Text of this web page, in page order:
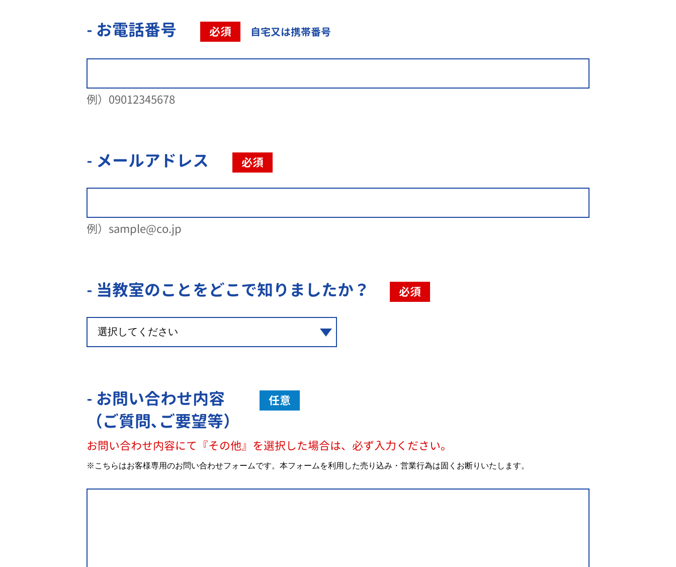
- お電話番号 必須 自宅又は携帯番号
例）09012345678
- メールアドレス 必須
例）sample@co.jp
- 当教室のことをどこで知りましたか？ 必須
- お問い合わせ内容
（ご質問､ご要望等）
任意
お問い合わせ内容にて『その他』を選択した場合は、必ず入力ください。
※こちらはお客様専用のお問い合わせフォームです。本フォームを利用した売り込み・営業行為は固くお断りいたします。